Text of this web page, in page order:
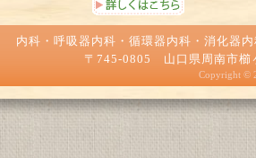
内科・呼吸器内科・循環器内科・消化器
〒745-0805 山口県周南市
Copyright ©